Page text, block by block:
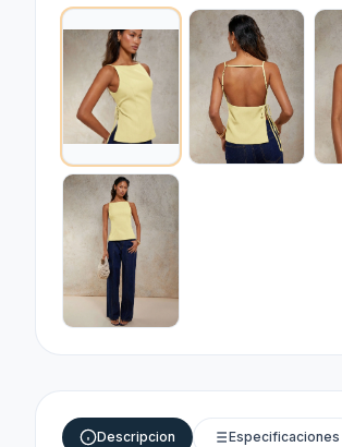
Descripcion Especificaciones